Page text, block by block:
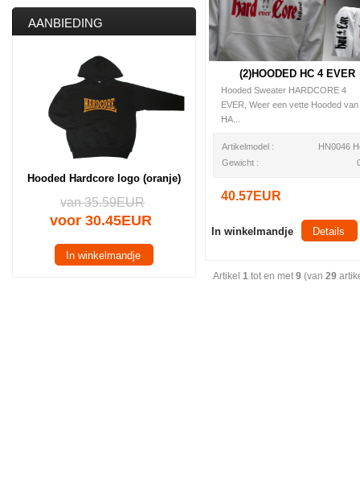
(2)HOODED HC 4 EVER
Hooded Sweater HARDCORE 4
EVER, Weer een vette Hooded van
HA...
Artikelmodel :
HN0046
Gewicht :
40.57EUR
In winkelmandje Details
Artikel 1 tot en met9 (van 29
AANBIEDING
Hooded Hardcore logo (oranje)
van 35.59EUR
voor 30.45EUR
In winkelmandje